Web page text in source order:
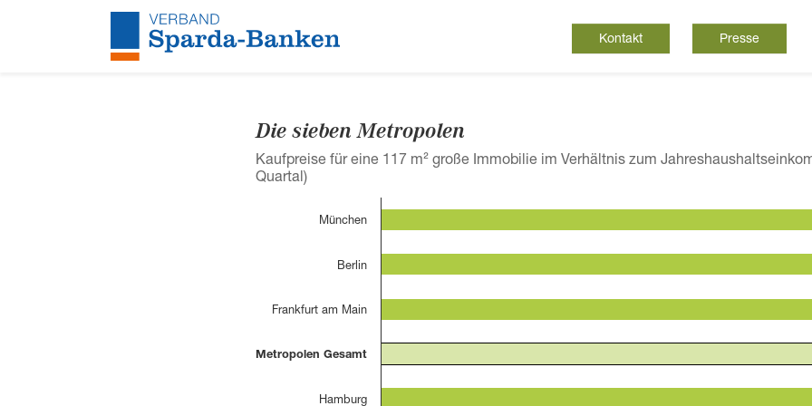
Skip to main content
Presse
Kontakt
Die sieben Metropolen
Kaufpreise für eine 117 m² große Immobilie im Verhältnis zum
Quartal)
München
Berlin
Frankfurt am Main
Metropolen Gesamt
Hamburg